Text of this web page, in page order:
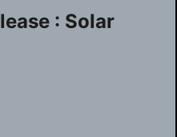
: Solar